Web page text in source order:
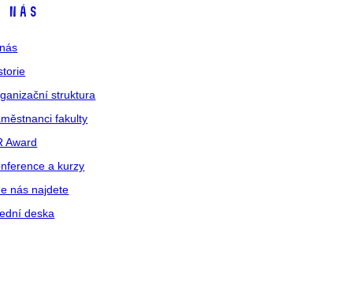
nás
struktura
fakulty
Award
a kurzy
nás najdete
deska